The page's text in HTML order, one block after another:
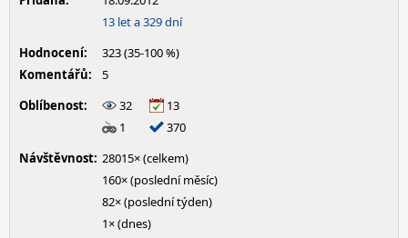
13 let a 329 dní
Hodnocení:
323 (35-100 %)
Komentářů:
5
Oblíbenost:
32
13
1
370
Návštěvnost: 28015× (celkem)
160× (poslední měsíc)
82× (poslední týden)
1× (dnes)